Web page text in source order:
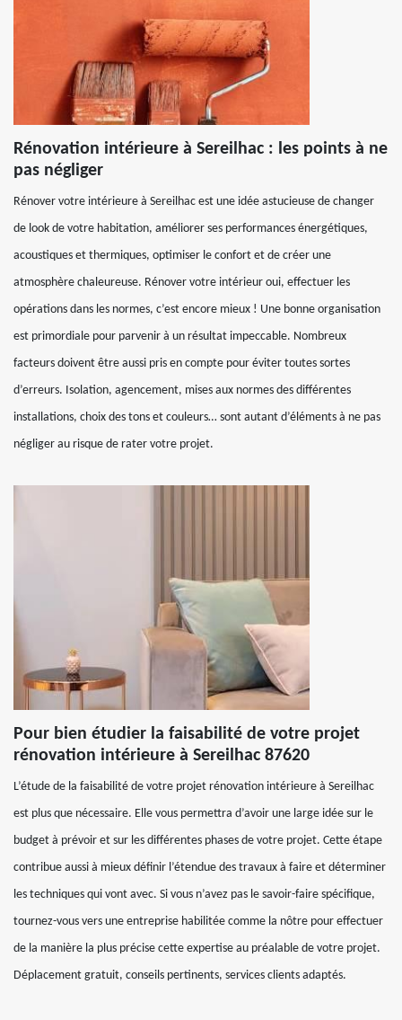
Rénovation intérieure à Sereilhac : les points à ne
pas négliger
Rénover votre intérieure à Sereilhac est une idée astucieuse de changer
de look de votre habitation, améliorer ses performances énergétiques,
acoustiques et thermiques, optimiser le confort et de créer une
atmosphère chaleureuse. Rénover votre intérieur oui, effectuer les
opérations dans les normes, c’est encore mieux ! Une bonne organisation
est primordiale pour parvenir à un résultat impeccable. Nombreux
facteurs doivent être aussi pris en compte pour éviter toutes sortes
d’erreurs. Isolation, agencement, mises aux normes des différentes
installations, choix des tons et couleurs… sont autant d’éléments à ne pas
négliger au risque de rater votre projet.
Pour bien étudier la faisabilité de votre projet
rénovation intérieure à Sereilhac 87620
L’étude de la faisabilité de votre projet rénovation intérieure à Sereilhac
est plus que nécessaire. Elle vous permettra d’avoir une large idée sur le
budget à prévoir et sur les différentes phases de votre projet. Cette étape
contribue aussi à mieux définir l’étendue des travaux à faire et déterminer
les techniques qui vont avec. Si vous n’avez pas le savoir-faire spécifique,
tournez-vous vers une entreprise habilitée comme la nôtre pour effectuer
de la manière la plus précise cette expertise au préalable de votre projet.
Déplacement gratuit, conseils pertinents, services clients adaptés.